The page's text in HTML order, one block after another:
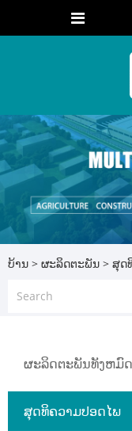
ບ້ານ > ຜະລິດຕະພັນ > ສຸດ
ຜະລິດຕະພັນທັງຫມົດ
ສຸດທິຄວາມປອດໄພ